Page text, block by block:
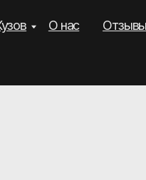
О нас Отзывы